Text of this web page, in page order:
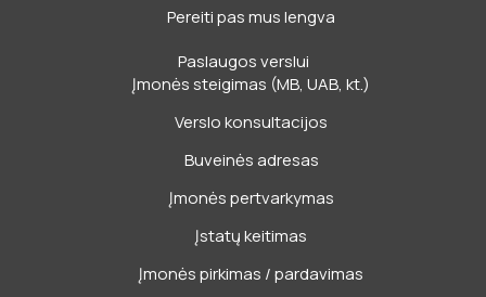
Pereiti pas mus lengva
Paslaugos verslui
Įmonės steigimas (MB, UAB, kt.)
Verslo konsultacijos
Buveinės adresas
Įmonės pertvarkymas
Įstatų keitimas
Įmonės pirkimas / pardavimas